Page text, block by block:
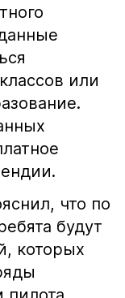
или
что по
будут
которых